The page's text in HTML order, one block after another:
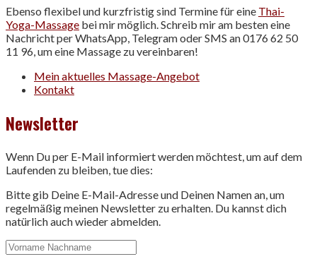
Ebenso flexibel und kurzfristig sind Termine für eine Thai-
Yoga-Massage bei mir möglich. Schreib mir am besten eine
Nachricht per WhatsApp, Telegram oder SMS an 0176 62 50
11 96, um eine Massage zu vereinbaren!
Mein aktuelles Massage-Angebot
Kontakt
Newsletter
Wenn Du per E-Mail informiert werden möchtest, um auf dem
Laufenden zu bleiben, tue dies:
Bitte gib Deine E-Mail-Adresse und Deinen Namen an, um
regelmäßig meinen Newsletter zu erhalten. Du kannst dich
natürlich auch wieder abmelden.